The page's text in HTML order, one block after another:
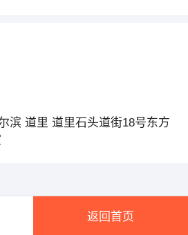
滨 道里 道里石头道街18号东方
返回首页